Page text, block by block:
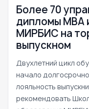
Более 70
дипломы MBA
МИРБИС на
выпускном
Двухлетний цикл
начало
лояльность
рекомендовать